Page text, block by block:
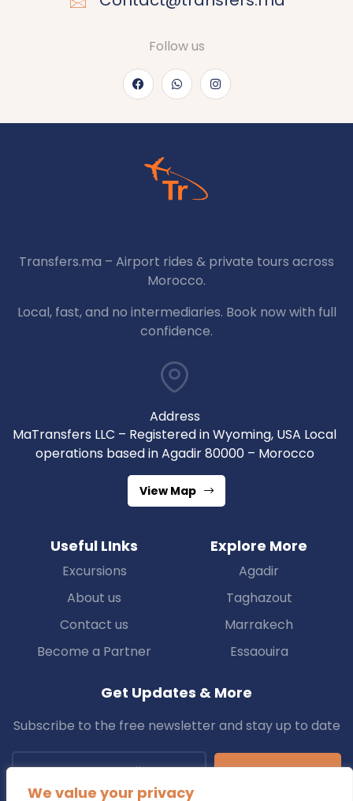
We value your privacy
Follow us
Transfers.ma – Airport rides & private tours across
Morocco.
Local, fast, and no intermediaries. Book now with full
confidence.
Address
MaTransfers LLC – Registered in Wyoming, USA Local
operations based in Agadir 80000 – Morocco
View Map
Useful LInks
Excursions
About us
Contact us
Become a Partner
Explore More
Agadir
Taghazout
Marrakech
Essaouira
Get Updates & More
Subscribe to the free newsletter and stay up to date
Subscribe